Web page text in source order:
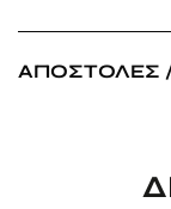
ΑΠΟΣΤΟΛΈΣ